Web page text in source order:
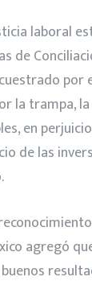
laboral
de
por
la trampa,
es, en
de las
agregó